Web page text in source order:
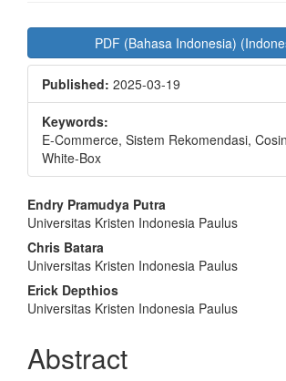
Article
Sidebar
PDF (Bahasa Indonesia)
Published: 2025-03-19
Keywords:
E-Commerce, Sistem Rekomendasi,
White-Box
Main
Article
Content
Endry Pramudya Putra
Universitas Kristen Indonesia Paulus
Chris Batara
Universitas Kristen Indonesia Paulus
Erick Depthios
Universitas Kristen Indonesia Paulus
Abstract